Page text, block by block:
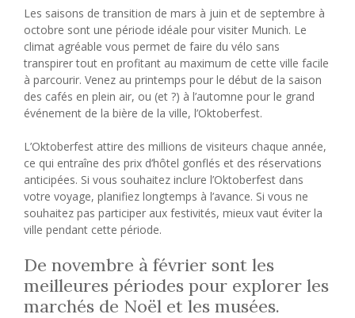
Les saisons de transition de mars à juin et de septembre à
octobre sont une période idéale pour visiter Munich. Le
climat agréable vous permet de faire du vélo sans
transpirer tout en profitant au maximum de cette ville facile
à parcourir. Venez au printemps pour le début de la saison
des cafés en plein air, ou (et ?) à l’automne pour le grand
événement de la bière de la ville, l’Oktoberfest.
L’Oktoberfest attire des millions de visiteurs chaque année,
ce qui entraîne des prix d’hôtel gonflés et des réservations
anticipées. Si vous souhaitez inclure l’Oktoberfest dans
votre voyage, planifiez longtemps à l’avance. Si vous ne
souhaitez pas participer aux festivités, mieux vaut éviter la
ville pendant cette période.
De novembre à février sont les
meilleures périodes pour explorer les
marchés de Noël et les musées.